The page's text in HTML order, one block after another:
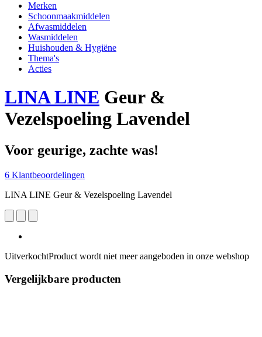
Merken
Schoonmaakmiddelen
Afwasmiddelen
Wasmiddelen
Huishouden & Hygiëne
Thema's
Acties
LINA LINE Geur &
Vezelspoeling Lavendel
Voor geurige, zachte was!
6 Klantbeoordelingen
LINA LINE Geur & Vezelspoeling Lavendel
UitverkochtProduct wordt niet meer aangeboden in onze webshop
Vergelijkbare producten